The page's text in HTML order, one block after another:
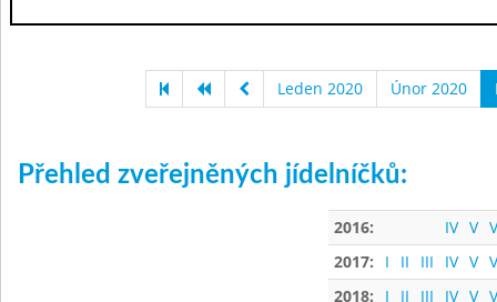
Leden 2020 Únor 2020
Přehled zveřejněných jídelníčků:
2016: IV V
2017:
I II III IV V
2018:
I II III IV V